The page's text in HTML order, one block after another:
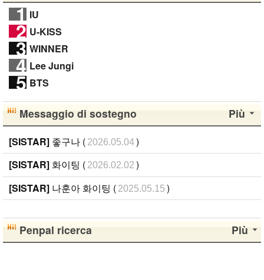
1 IU
2 U-KISS
3 WINNER
4 Lee Jungi
5 BTS
Più
Messaggio di sostegno
[SISTAR] 좋구나 ( 2026.05.04)
[SISTAR] 화이팅 ( 2026.02.02 )
[SISTAR] 나훈아 화이팅 ( 2025.05.15 )
Più
Penpal ricerca